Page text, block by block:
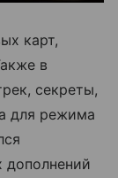
карт,
в
секреты,
для режима
дополнений